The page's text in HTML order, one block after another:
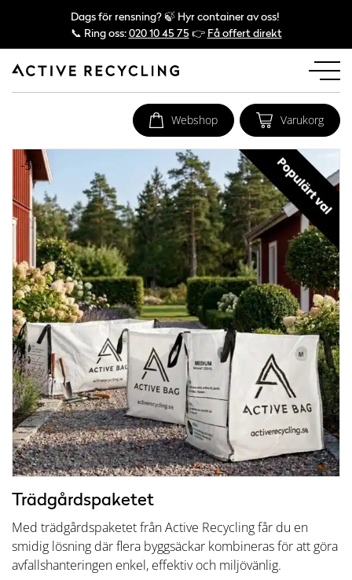
Dags för rensning? 🍃 Hyr container av oss!
📞 Ring oss:020 10 45 75 👉 Få offert direkt
Webshop Varukorg
-5%
Trädgårdspaketet
Med trädgårdspaketet från Active Recycling får du en
smidig lösning där flera byggsäckar kombineras för att göra
avfallshanteringen enkel, effektiv och miljövänlig.